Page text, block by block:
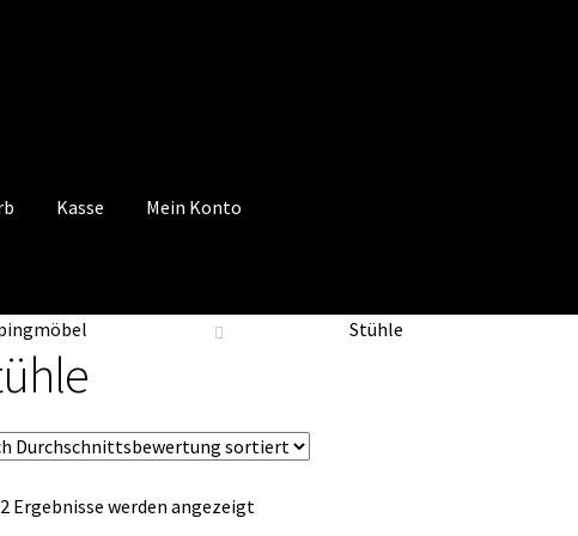
Kasse Mein Konto
Stühle
Ergebnisse werden angezeigtNach